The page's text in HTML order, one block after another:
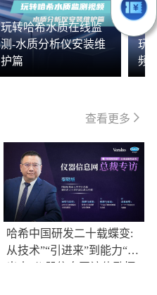
玩转哈希水质在线监
测-水质分析仪安装维
护篇
玩
频-
查看更多
哈希中国研发二十载蝶变:
从技术”“引进来”到能力“走